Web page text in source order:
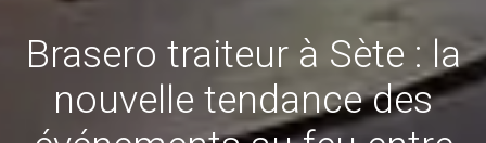
Brasero traiteur à Sète : la
nouvelle tendance des